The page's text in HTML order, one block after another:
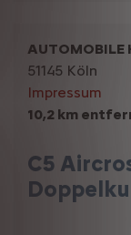
10,2 km
C5
AUTOMOBILE
51145 Köln
Impressum